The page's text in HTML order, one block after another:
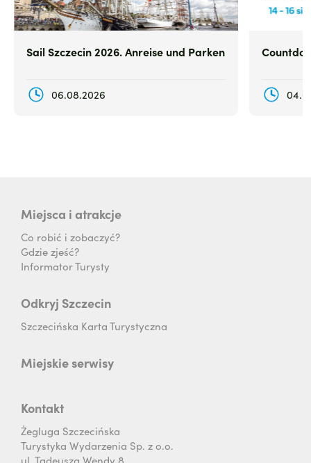
Sail Szczecin 2026. Anreise und Parken
06.08.2026
Miejsca i atrakcje
Co robić i zobaczyć?
Gdzie zjeść?
Informator Turysty
Odkryj Szczecin
Szczecińska Karta Turystyczna
Miejskie serwisy
Kontakt
Żegluga Szczecińska
Turystyka Wydarzenia Sp. z o.o.
ul. Tadeusza Wendy 8